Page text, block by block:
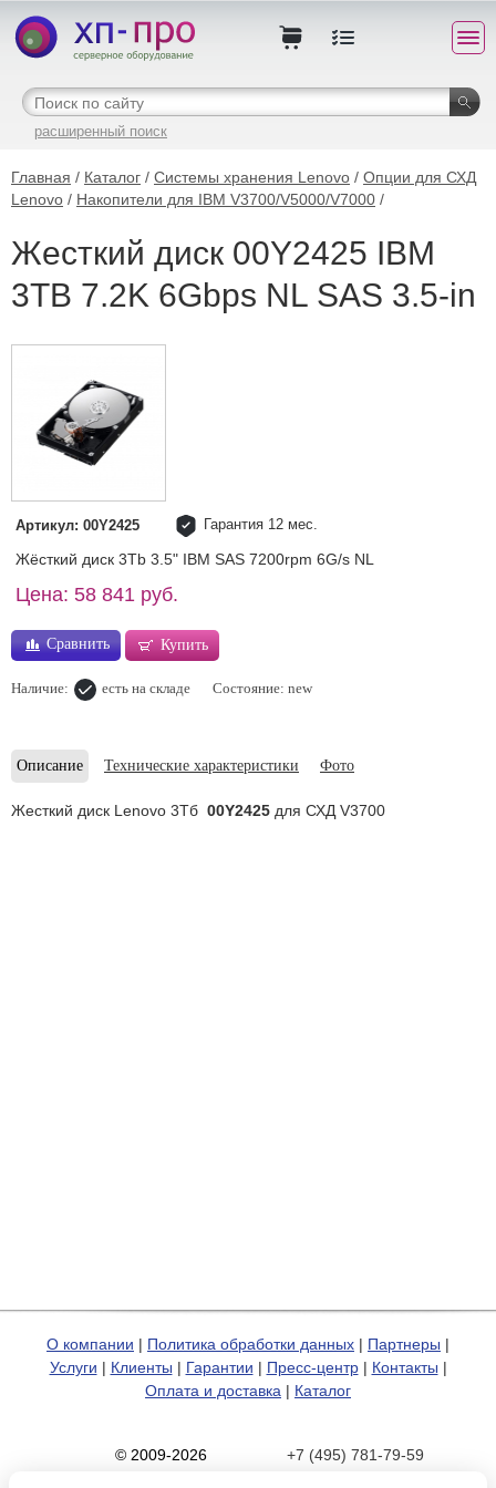
расширенный поиск
Главная / Каталог / Системы хранения Lenovo / Опции для СХД
Lenovo / Накопители для IBM V3700/V5000/V7000 /
Жесткий диск 00Y2425 IBM
3TB 7.2K 6Gbps NL SAS 3.5-in
Артикул: 00Y2425 Гарантия 12 мес.
Жёсткий диск 3Tb 3.5" IBM SAS 7200rpm 6G/s NL
Цена: 58 841 руб.
Сравнить Купить
Наличие: есть на складе Состояние: new
Описание Технические характеристики Фото
Жесткий диск Lenovo 3Тб 00Y2425 для СХД V3700
О компании | Политика обработки данных | Партнеры |
Услуги | Клиенты | Гарантии | Пресс-центр| Контакты |
Оплата и доставка | Каталог
© 2009-2026
+7 (495) 781-79-59